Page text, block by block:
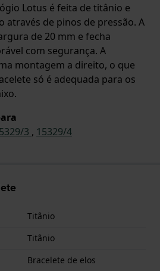
Lotus é feita de titânio e
através de pinos de pressão. A
de 20 mm e fecha
com segurança. A
montagem a direito, o que
só é adequada para os
3 , 15329/4
Titânio
Titânio
Bracelete de elos